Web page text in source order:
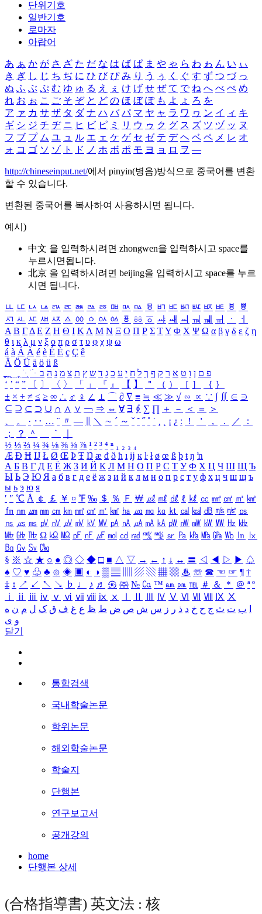
단위기호
일반기호
로마자
아랍어
あ ぁ か が さ ざ た だ な は ば ぱ ま や ゃ ら わ ゎ ん い ぃ
き ぎ し じ ち ぢ に ひ び ぴ み り う ぅ く ぐ す ず つ づ っ
ぬ ふ ぶ ぷ む ゆ ゅ る え ぇ け げ せ ぜ て で ね へ べ ぺ め
れ お ぉ こ ご そ ぞ と ど の ほ ぼ ぽ も よ ょ ろ を
ア ァ カ サ ザ タ ダ ナ ハ バ パ マ ヤ ャ ラ ワ ヮ ン イ ィ キ
ギ シ ジ チ ヂ ニ ヒ ビ ピ ミ リ ウ ゥ ク グ ス ズ ツ ヅ ッ ヌ
フ ブ プ ム ユ ュ ル エ ェ ケ ゲ セ ゼ テ デ ヘ ベ ペ メ レ オ
ォ コ ゴ ソ ゾ ト ド ノ ホ ボ ポ モ ヨ ョ ロ ヲ ―
http://chineseinput.net/에서 pinyin(병음)방식으로 중국어를 변환
할 수 있습니다.
변환된 중국어를 복사하여 사용하시면 됩니다.
예시)
中文 을 입력하시려면 zhongwen을 입력하시고 space를
누르시면됩니다.
北京 을 입력하시려면 beijing을 입력하시고 space를 누르
시면 됩니다.
ㅥ ㅦ ㅧ ㅨ ㅩ ㅪ ㅫ ㅬ ㅭ ㅮ ㅯ ㅰ ㅱ ㅲ ㅳ ㅴ ㅵ ㅶ ㅷ ㅸ
ㅹ
ㅺ ㅻ ㅼ ㅽ ㅾ ㅿ ㆀ ㆁ ㆂ ㆃ ㆄ ㆅ ㆆ ㆇ ㆈ ㆉ ㆊ ㆋ ㆌ ㆍ
ㆎ
Α Β ΓΔ Ε Ζ Η Θ Ι ΚΛ Μ Ν Ξ Ο Π Ρ Σ ΤΥ Φ Χ Ψ Ω α β γ δ ε ζ η
θ ι κ λ μ ν ξ ο π ρ σ τ υ φ χ ψ ω
á à Á À é è É È ç Ç ê
Ä Ö Ü ä ö ü ß
ִֶֹ ֻּ ׁׂ פ ם ן ו ט א ר ק ף ך ל ח י ע כ ג ד ש ץ ת צ מ נ ה ב
‘ ’ “ ” 〔 〕 〈 〉 「 」 『 』 【 】 ＂ （ ） ［ ］ ｛ ｝
± × ÷ ≠ ≤ ≥ ∞ ∴ ♂ ♀ ∠ ⊥ ⌒ ∂ ∇ ≡ ≒ ≪ ≫ √ ∽ ∝ ∵ ∫ ∬ ∈ ∋
⊆ ⊇ ⊂ ⊃ ∪ ∩ ∧ ∨ ￢ ⇒ ⇔ ∀ ∃ ∮ ∑ ∏ ＋ － ＜ ＝
＞
、
。 · ‥ … ¨ 〃 ― ＼ ∼ ´ ～ ˇ ˘ ˝ ˚ ˙ ¸ ¡ ¿ ː ！ ＇ ， ． ／
：
；
？ ＾ ｀
½ ⅓ ⅔ ¼ ¾ ⅛ ⅜ ⅝ ⅞ ¹ ² ³ ⁴ ⁿ ₁ ₂ ₃ ₄
Æ Ð Ħ Ĳ Ł Ø Œ Þ Ŧ Ŋ æ đ ð ħ ı ĳ ĸ ŀ ł ø œ ß þ ŧ ŋ ŉ
А Б В Г Д Е Ё Ж З И Й К Л М Н О П Р С Т У Ф Х Ц Ч Ш Щ Ъ
Ы Ь Э Ю Я а б в г д е ё ж з и й к л м н о п р с т у ф х ц ч ш щ ъ
ы ь э ю я
′ ″ ℃ Å ￠ ￡ ￥ ¤ ℉ ‰ ＄ ％ Ｆ ￦ ㎕ ㎖ ㎗ ℓ ㎘ ㏄ ㎣ ㎤ ㎥ ㎦
㎙ ㎚ ㎛ ㎜ ㎝ ㎞ ㎟ ㎠ ㎡ ㎢ ㏊ ㎍ ㎎ ㎏ ㏏ ㎈ ㎉ ㏈ ㎧ ㎨ ㎰
㎱ ㎲ ㎳ ㎴ ㎵ ㎶ ㎷ ㎸ ㎹ ㎀ ㎁ ㎂ ㎃ ㎄ ㎺ ㎻ ㎽ ㎾ ㎿ ㎐ ㎑
㎒ ㎓ ㎔ Ω ㏀ ㏁ ㎊ ㎋ ㎌ ㏖ ㏅ ㎭ ㎮ ㎯ ㏛ ㎩ ㎪ ㎫ ㎬ ㏝ ㏐
㏓
㏃ ㏉ ㏜ ㏆
§ ※ ☆ ★ ○ ● ◎ ◇ ◆ □ ■ △ ▽ → ← ↑ ↓ ↔ 〓 ◁ ◀ ▷ ▶ ♤
♠ ♡ ♥ ♧ ♣ ⊙ ◈ ▣ ◐ ◑ ▒ ▤ ▨ ▧ ▦ ▩ ♨ ☏ ☎ ☜ ☞ ¶ †
‡ ↕ ↗ ↙ ↖ ↘ ♭ ♩ ♪ ♬ ㉿ ㈜ № ㏇ ™ ㏂ ㏘ ℡ ＃ ＆ ＊ ＠ ª º
ⅰ
ⅱ ⅲ ⅳ ⅴ ⅵ ⅶ ⅷ ⅸ ⅹ Ⅳ Ⅴ Ⅵ Ⅶ Ⅷ Ⅸ Ⅹ
ب ت ث ج ح خ د ذ ر ز س ش ص ض ط ظ ع غ ف ق ک ل م ن ه
و ی
닫기
통합검색
국내학술논문
학위논문
해외학술논문
학술지
단행본
연구보고서
공개강의
home
단행본 상세
(合格指導書) 英文法 : 核